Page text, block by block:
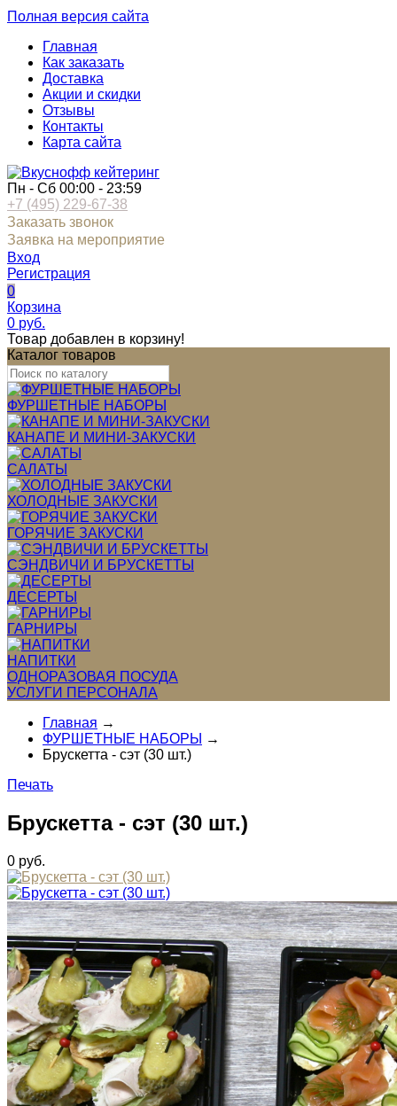
Полная версия сайта
Главная
Как заказать
Доставка
Акции и скидки
Отзывы
Контакты
Карта сайта
Пн - Сб 00:00 - 23:59
+7 (495) 229-67-38
Заказать звонок
Заявка на мероприятие
Вход
Регистрация
0
Корзина
0 руб.
Товар добавлен в корзину!
Каталог товаров
ФУРШЕТНЫЕ НАБОРЫ
КАНАПЕ И МИНИ-ЗАКУСКИ
САЛАТЫ
ХОЛОДНЫЕ ЗАКУСКИ
ГОРЯЧИЕ ЗАКУСКИ
СЭНДВИЧИ И БРУСКЕТТЫ
ДЕСЕРТЫ
ГАРНИРЫ
НАПИТКИ
ОДНОРАЗОВАЯ ПОСУДА
УСЛУГИ ПЕРСОНАЛА
Главная →
ФУРШЕТНЫЕ НАБОРЫ
→
Брускетта - сэт (30 шт.)
Печать
Брускетта - сэт (30 шт.)
0 руб.